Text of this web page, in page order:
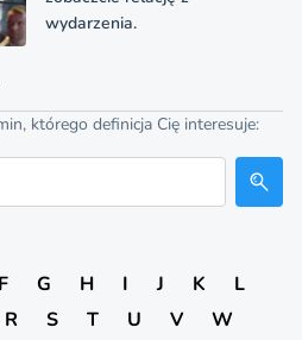
wydarzenia.
którego definicja Cię interesuje:
F G H I J K
L
R S T U V
W